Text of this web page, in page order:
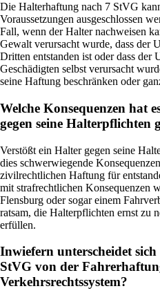
Die Halterhaftung nach 7 StVG
Voraussetzungen ausgeschlossen
Fall, wenn der Halter nachweisen
Gewalt verursacht wurde, dass der
Dritten entstanden ist oder dass der
Geschädigten selbst verursacht
seine Haftung beschränken oder
Welche Konsequenzen hat
gegen seine Halterpflichten
Verstößt ein Halter gegen seine
dies schwerwiegende
zivilrechtlichen Haftung für
mit strafrechtlichen Konsequenzen
Flensburg oder sogar einem
ratsam, die Halterpflichten ernst zu
erfüllen.
Inwiefern unterscheidet
StVG von der
Verkehrsrechtssystem?